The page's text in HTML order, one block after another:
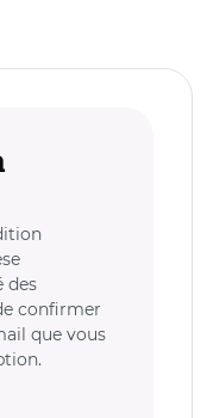
des
confirmer
que vous